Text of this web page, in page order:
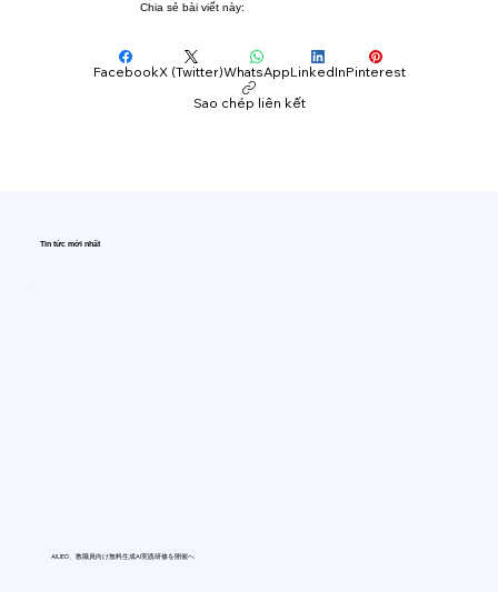
Chia sẻ bài viết này:
FacebookX (Twitter)WhatsAppLinkedInPinterest
Sao chép liên kết
Tin tức mới nhất
AIUEO、教職員向け無料生成AI実践研修を開催へ